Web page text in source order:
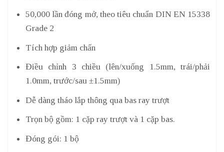
50,000 lần đóng mở, theo tiêu chuẩn DIN EN 15338
Grade 2
Tích hợp giảm chấn
Điều chỉnh 3 chiều (lên/xuống 1.5mm, trái/phải
1.0mm, trước/sau ±1.5mm)
Dễ dàng tháo lắp thông qua bas ray trượt
Trọn bộ gồm: 1 cặp ray trượt và 1 cặp bas.
Đóng gói: 1 bộ